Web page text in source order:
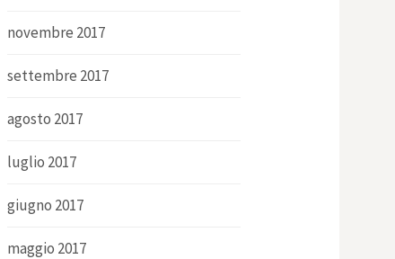
novembre 2017
settembre 2017
agosto 2017
luglio 2017
giugno 2017
maggio 2017